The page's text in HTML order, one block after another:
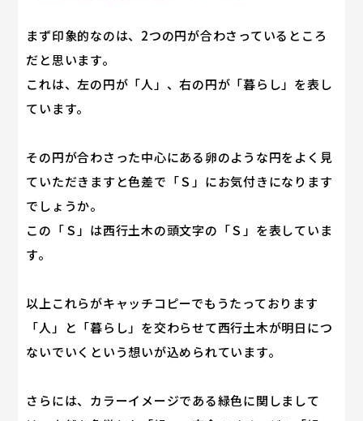
まず印象的なのは、2つの円が合わさっているところ
だと思います。
これは、左の円が「人」、右の円が「暮らし」を表し
ています。
その円が合わさった中心にある卵のような円をよく見
ていただきますと色差で「Ｓ」にお気付きになります
でしょうか。
この「Ｓ」は西行土木の頭文字の「Ｓ」を表していま
す。
以上これらがキャッチコピーでもうたっております
「人」と「暮らし」を交わらせて西行土木が明日につ
ないでいくという想いが込められています。
さらには、カラーイメージである緑色に関しまして